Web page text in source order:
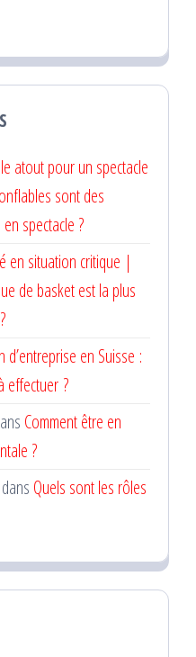
atout pour un spectacle
sont des
spectacle ?
en situation critique |
de basket est la plus
d’entreprise en Suisse :
effectuer ?
Comment être en
?
dans Quels sont les rôles